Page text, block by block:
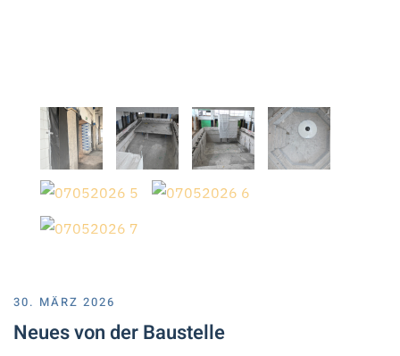
30. MÄRZ 2026
Neues von der Baustelle